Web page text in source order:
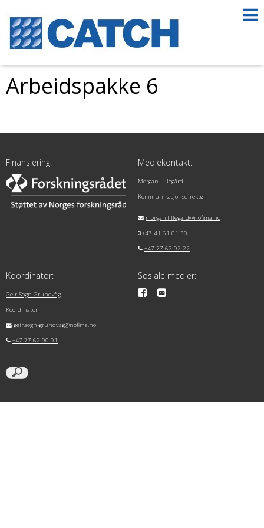
Arbeidspakke 6
Finansiering: Mediekontakt:
Morgan Lillegård
Kommunikasjonsdirektør
morgan.lillegard@nofima.no
+47 41 61 01 30
+47 77 62 92 22
Koordinator:
Geir Sogn-Grundvåg
Koordinator
geir.sogn-grundvag@nofima.no
+47 77 62 90 91
Sosiale medier: